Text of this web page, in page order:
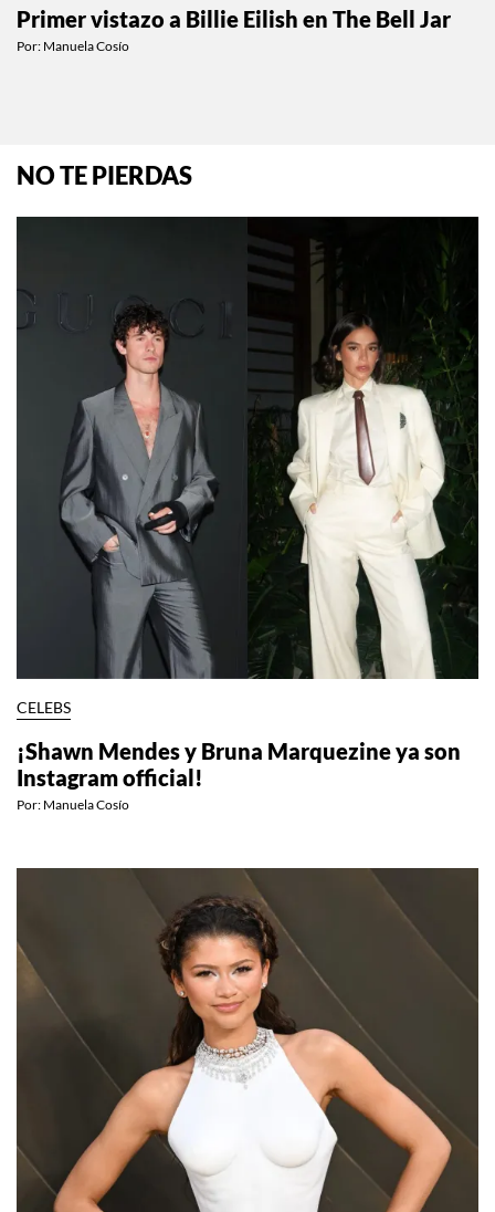
Primer vistazo a Billie Eilish en The Bell Jar
Por: Manuela Cosío
NO TE PIERDAS
CELEBS
¡Shawn Mendes y Bruna Marquezine ya son
Instagram official!
Por: Manuela Cosío